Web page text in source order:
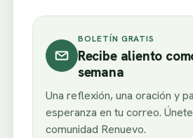
BOLETÍN GRATIS
Recibe aliento
semana
Una reflexión, una oración y
esperanza en tu correo.
comunidad Renuevo.